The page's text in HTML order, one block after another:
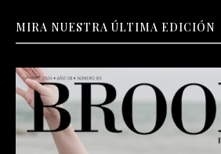
MIRA NUESTRA ÚLTIMA EDICIÓN